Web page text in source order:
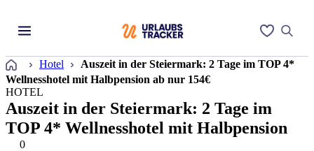
Startseite
Hotel
Auszeit in der Steiermark: 2 Tage im TOP 4*
Wellnesshotel mit Halbpension ab nur 154€
0
HOTEL
Auszeit in der Steiermark: 2 Tage im
TOP 4* Wellnesshotel mit Halbpension